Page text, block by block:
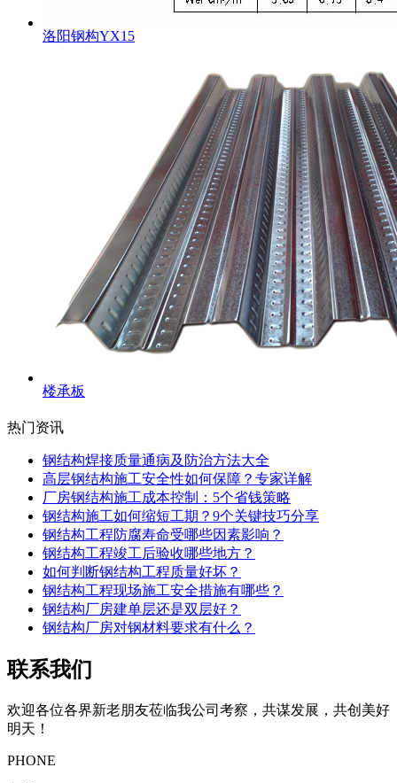
洛阳钢构YX15
楼承板
热门资讯
钢结构焊接质量通病及防治方法大全
高层钢结构施工安全性如何保障？专家详解
厂房钢结构施工成本控制：5个省钱策略
钢结构施工如何缩短工期？9个关键技巧分享
钢结构工程防腐寿命受哪些因素影响？
钢结构工程竣工后验收哪些地方？
如何判断钢结构工程质量好坏？
钢结构工程现场施工安全措施有哪些？
钢结构厂房建单层还是双层好？
钢结构厂房对钢材料要求有什么？
联系我们
欢迎各位各界新老朋友莅临我公司考察，共谋发展，共创美好
明天！
PHONE